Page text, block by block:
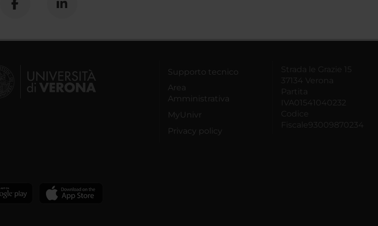
Supporto tecnico
Area
Amministrativa
MyUnivr
Privacy policy
Strada le Grazie 15
37134 Verona
Partita
IVA01541040232
Codice
Fiscale93009870234